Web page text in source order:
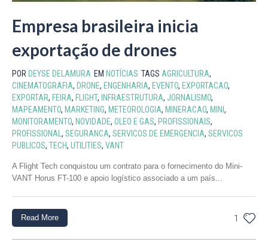
Empresa brasileira inicia
exportação de drones
POR DEYSE DELAMURA EM NOTÍCIAS TAGS AGRICULTURA,
CINEMATOGRAFIA, DRONE, ENGENHARIA, EVENTO, EXPORTACAO,
EXPORTAR, FEIRA, FLIGHT, INFRAESTRUTURA, JORNALISMO,
MAPEAMENTO, MARKETING, METEOROLOGIA, MINERACAO, MINI,
MONITORAMENTO, NOVIDADE, OLEO E GAS, PROFISSIONAIS,
PROFISSIONAL , SEGURANCA, SERVICOS DE EMERGENCIA, SERVICOS
PUBLICOS, TECH, UTILITIES, VANT
A Flight Tech conquistou um contrato para o fornecimento do Mini-
VANT Horus FT-100 e apoio logístico associado a um país...
1
Read More